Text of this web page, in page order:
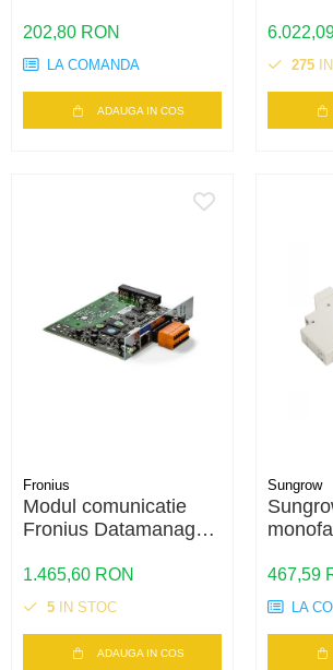
202,80 RON
LA COMANDA
ADAUGA IN COS
275
Fronius
Modul comunicatie
Fronius Datamanager
monitorizare
Solar.web
1.465,60 RON
5 IN STOC
ADAUGA IN COS
Sungrow
467,59
LA